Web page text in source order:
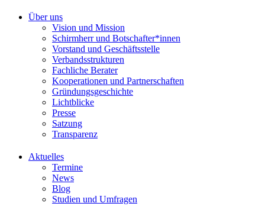
Über uns
Vision und Mission
Schirmherr und Botschafter*innen
Vorstand und Geschäftsstelle
Verbandsstrukturen
Fachliche Berater
Kooperationen und Partnerschaften
Gründungsgeschichte
Lichtblicke
Presse
Satzung
Transparenz
Aktuelles
Termine
News
Blog
Studien und Umfragen